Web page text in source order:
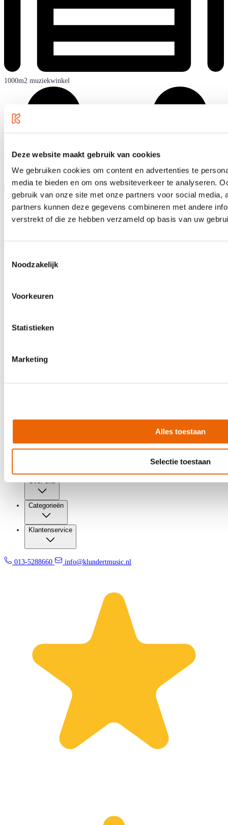
Deze website maakt gebruik van cookies
We gebruiken cookies om content en advertenties te
media te bieden en om ons websiteverkeer te analyseren.
gebruik van onze site met onze partners voor social media,
partners kunnen deze gegevens combineren met andere
verstrekt of die ze hebben verzameld op basis van uw
Noodzakelijk
Voorkeuren
Statistieken
Marketing
Alles toestaan
Selectie toestaan
1000m2 muziekwinkel
150.000+ mensen gingen je voor
Bedrijfsweg 13
Openingstijden
Dinsdag t/m vrijdag: 9:00 - 18:00 uur
Volg ons op:
Over ons
Categorieën
Klantenservice
013-5288660 info@klundertmusic.nl